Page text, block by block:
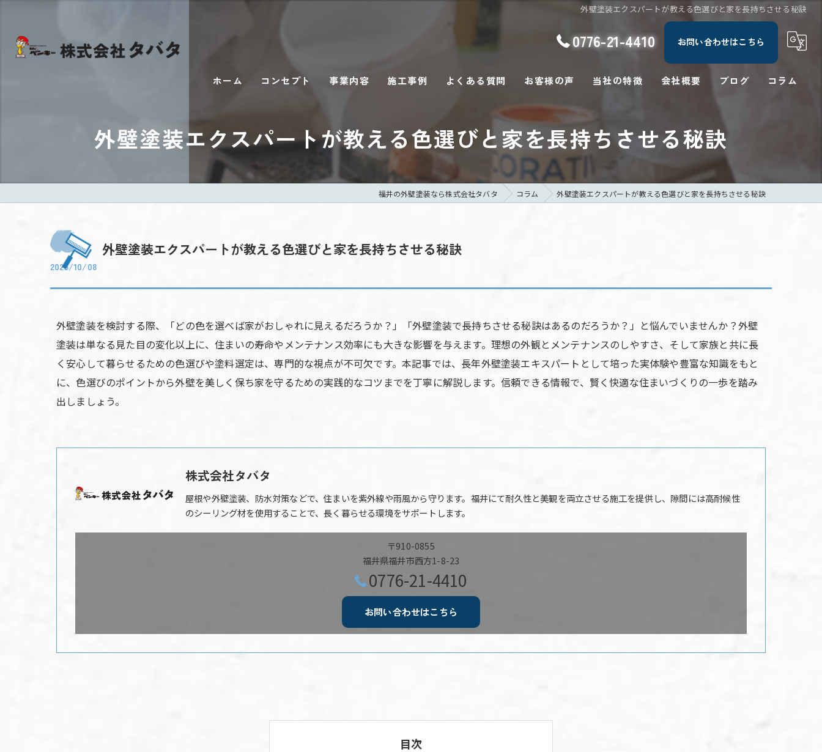
外壁塗装エクスパートが教える色選びと家を長持ちさせる秘訣
0776-21-4410 お問い合わせはこちら
ホーム コンセプト 事業内容 施工事例 よくある質問 お客様の声 当社の特徴
防水
修繕
会社概要 ブログ コラム
外壁塗装エクスパートが教える色選びと家を長持ちさせる秘訣
福井の外壁塗装なら株式会社タバタ コラム 外壁塗装エクスパートが教える色選びと家を長持ちさせる秘訣
外壁塗装エクスパートが教える色選びと家を長持ちさせる秘訣
2025/10/08
外壁塗装を検討する際、「どの色を選べば家がおしゃれに見えるだろうか？」「外壁塗装で長持ちさせる秘訣はあるのだろうか？」と悩んでいませんか？外壁
塗装は単なる見た目の変化以上に、住まいの寿命やメンテナンス効率にも大きな影響を与えます。理想の外観とメンテナンスのしやすさ、そして家族と共に長
く安心して暮らせるための色選びや塗料選定は、専門的な視点が不可欠です。本記事では、長年外壁塗装エキスパートとして培った実体験や豊富な知識をもと
に、色選びのポイントから外壁を美しく保ち家を守るための実践的なコツまでを丁寧に解説します。信頼できる情報で、賢く快適な住まいづくりの一歩を踏み
出しましょう。
株式会社タバタ
屋根や外壁塗装、防水対策などで、住まいを紫外線や雨風から守ります。福井にて耐久性と美観を両立させる施工を提供し、隙間には高耐候性
のシーリング材を使用することで、長く暮らせる環境をサポートします。
〒910-0855
福井県福井市西方1-8-23
0776-21-4410
お問い合わせはこちら
目次